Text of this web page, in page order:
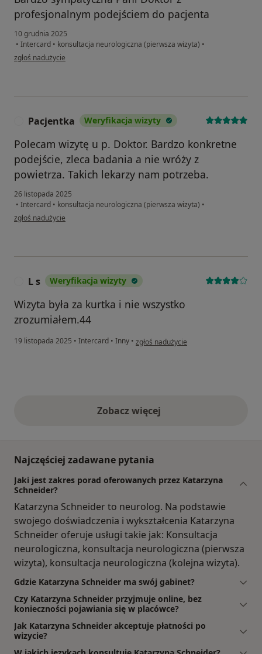
profesjonalnym podejściem do pacjenta
10 grudnia 2025
• Intercard • konsultacja neurologiczna (pierwsza wizyta) •
w opinii użytkownika Kinga
zgłoś nadużycie
Pacjentka Weryfikacja wizyty
Polecam wizytę u p. Doktor. Bardzo konkretne
podejście, zleca badania a nie wróży z
powietrza. Takich lekarzy nam potrzeba.
26 listopada 2025
• Intercard • konsultacja neurologiczna (pierwsza wizyta) •
w opinii użytkownika Pacjentka
zgłoś nadużycie
L s Weryfikacja wizyty
Wizyta była za kurtka i nie wszystko
zrozumiałem.44
19 listopada 2025 • Intercard • Inny • w opinii użytkownika L s
zgłoś nadużycie
Zobacz więcejopinie powyżej
Najczęściej zadawane pytania
Jaki jest zakres porad oferowanych przez Katarzyna
Schneider?
Katarzyna Schneider to neurolog. Na podstawie
swojego doświadczenia i wykształcenia Katarzyna
Schneider oferuje usługi takie jak: Konsultacja
neurologiczna, konsultacja neurologiczna (pierwsza
wizyta), konsultacja neurologiczna (kolejna wizyta).
Gdzie Katarzyna Schneider ma swój gabinet?
Czy Katarzyna Schneider przyjmuje online, bez
konieczności pojawiania się w placówce?
Jak Katarzyna Schneider akceptuje płatności po
wizycie?